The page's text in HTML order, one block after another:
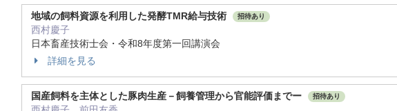
地域の飼料資源を利用した発酵TMR給与技術 招待あり
西村慶子
日本畜産技術士会・令和8年度第一回講演会
詳細を見る
国産飼料を主体とした豚肉生産－飼養管理から官能評価までー 招待あり